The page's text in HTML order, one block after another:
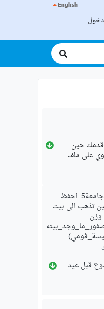
دخول
احفظ قدمك حين
على ملف
ترنيمتا #جامعة5: احفظ
تذهب الى بيت
وزن:
أما يسوع قبل عيد